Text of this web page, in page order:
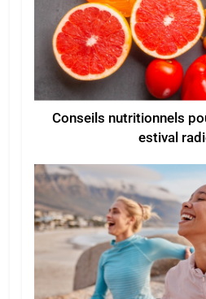
Conseils nutritionnels
estival